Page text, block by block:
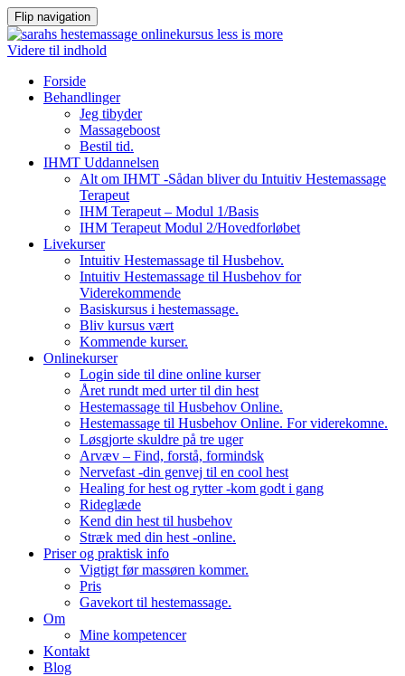
Flip navigation
Videre til indhold
Forside
Behandlinger
Jeg tibyder
Massageboost
Bestil tid.
IHMT Uddannelsen
Alt om IHMT -Sådan bliver du Intuitiv Hestemassage
Terapeut
IHM Terapeut – Modul 1/Basis
IHM Terapeut Modul 2/Hovedforløbet
Livekurser
Intuitiv Hestemassage til Husbehov.
Intuitiv Hestemassage til Husbehov for
Viderekommende
Basiskursus i hestemassage.
Bliv kursus vært
Kommende kurser.
Onlinekurser
Login side til dine online kurser
Året rundt med urter til din hest
Hestemassage til Husbehov Online.
Hestemassage til Husbehov Online. For viderekomne.
Løsgjorte skuldre på tre uger
Arvæv – Find, forstå, formindsk
Nervefast -din genvej til en cool hest
Healing for hest og rytter -kom godt i gang
Rideglæde
Kend din hest til husbehov
Stræk med din hest -online.
Priser og praktisk info
Vigtigt før massøren kommer.
Pris
Gavekort til hestemassage.
Om
Mine kompetencer
Kontakt
Blog